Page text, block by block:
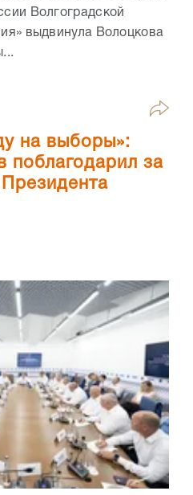
Волгоградской
выдвинула Волоцкова
на выборы»:
поблагодарил за